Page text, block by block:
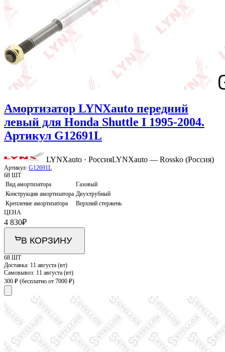
Амортизатор LYNXauto передний
левый для Honda Shuttle I 1995-2004.
Артикул G12691L
LYNXauto · РоссияLYNXauto — Rossko (Россия)
Артикул: G12691L
68 ШТ
Вид амортизатора
Газовый
Конструкция амортизатора Двухтрубный
Крепление амортизатора
Верхний стержень
ЦЕНА
4 830₽
В КОРЗИНУ
68 ШТ
Доставка: 11 августа (вт)
Самовывоз: 11 августа (вт)
300 ₽ (бесплатно от 7000 ₽)